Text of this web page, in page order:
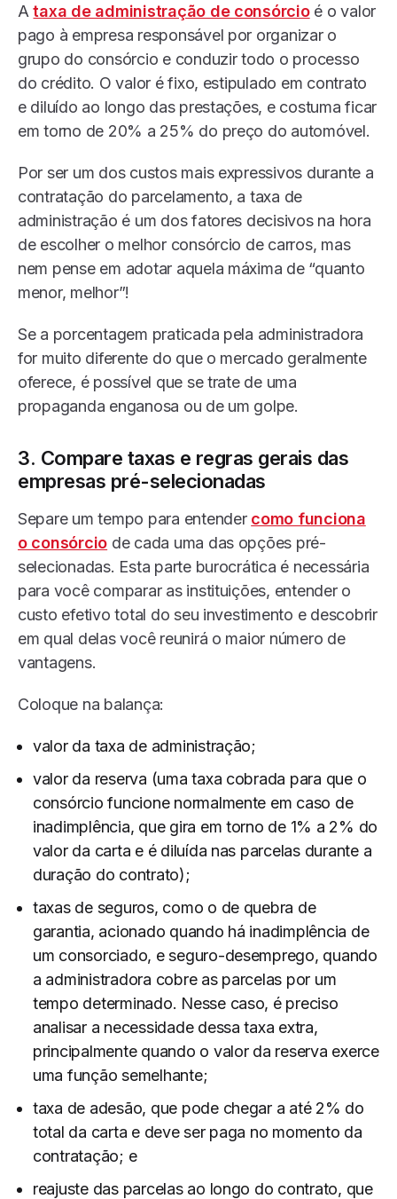
Ataxa de administração de consórcioé o valor
pago à empresa responsável por organizar o
grupo do consórcio e conduzir todo o processo
do crédito. O valor é fixo, estipulado em contrato
e diluído ao longo das prestações, e costuma ficar
em torno de 20% a 25% do preço do automóvel.
Por ser um dos custos mais expressivos durante a
contratação do parcelamento, a taxa de
administração é um dos fatores decisivos na hora
de escolher o melhor consórcio de carros, mas
nem pense em adotar aquela máxima de “quanto
menor, melhor”!
Se a porcentagem praticada pela administradora
for muito diferente do que o mercado geralmente
oferece, é possível que se trate de uma
propaganda enganosa ou de um golpe.
3. Compare taxas e regras gerais das
empresas pré-selecionadas
Separe um tempo para entender como funciona
o consórcio de cada uma das opções pré-
selecionadas. Esta parte burocrática é necessária
para você comparar as instituições, entender o
custo efetivo total do seu investimento e descobrir
em qual delas você reunirá o maior número de
vantagens.
Coloque na balança:
valor da taxa de administração;
valor da reserva (uma taxa cobrada para que o
consórcio funcione normalmente em caso de
inadimplência, que gira em torno de 1% a 2% do
valor da carta e é diluída nas parcelas durante a
duração do contrato);
taxas de seguros, como o de quebra de
garantia, acionado quando há inadimplência de
um consorciado, e seguro-desemprego, quando
a administradora cobre as parcelas por um
tempo determinado. Nesse caso, é preciso
analisar a necessidade dessa taxa extra,
principalmente quando o valor da reserva exerce
uma função semelhante;
taxa de adesão, que pode chegar a até 2% do
total da carta e deve ser paga no momento da
contratação; e
reajuste das parcelas ao longo do contrato, que